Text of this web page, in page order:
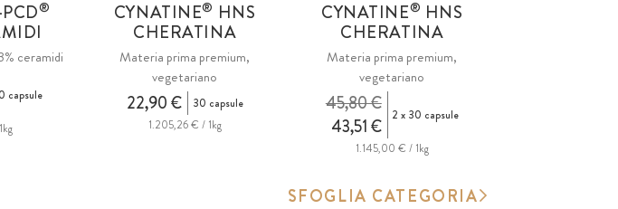
®
ceramidi
capsule
CYNATINE® HNS
CHERATINA
Materia prima premium,
vegetariano
22,90 €
30 capsule
1.205,26 € / 1kg
CYNATINE® HNS
CHERATINA
Materia prima premium,
vegetariano
43,51 €
45,80 € 2 x 30 capsule
1.145,00 € / 1kg
SFOGLIA CATEGORIA